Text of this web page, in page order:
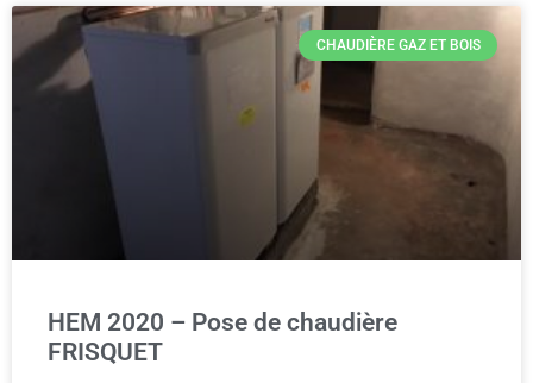
CHAUDIÈRE GAZ ET BOIS
HEM 2020 – Pose de chaudière
FRISQUET